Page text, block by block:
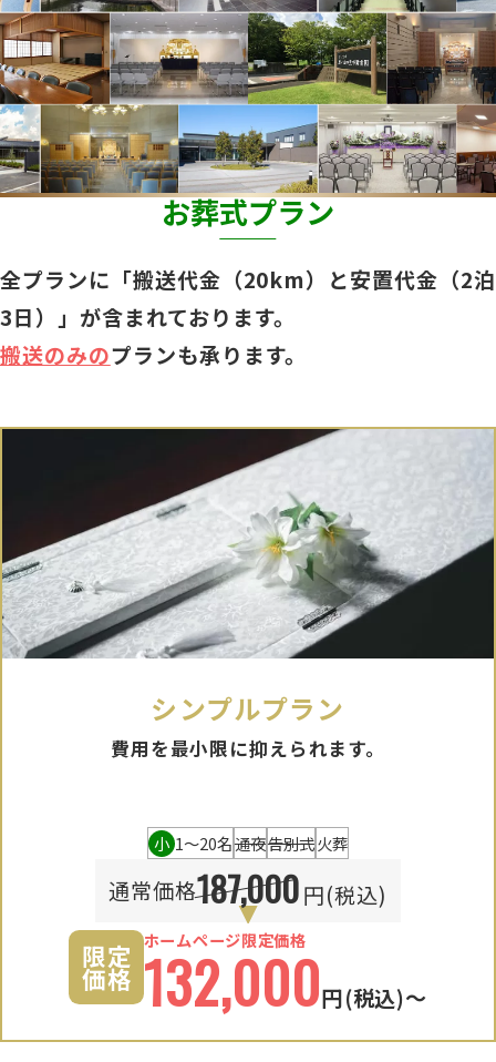
お葬式プラン
全プランに「搬送代金（20km）と安置代金（2泊
3日）」が含まれております。
搬送のみのプランも承ります。
シンプルプラン
費用を最小限に抑えられます。
小 1〜20名通夜告別式火葬
通常価格187,000円(税込)
限定
価格
ホームページ限定価格
132,000円(税込)〜